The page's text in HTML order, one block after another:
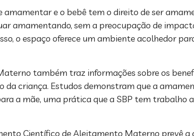
amamentar e o bebê tem o direito de ser
amamentando, sem a preocupação de
o espaço oferece um ambiente acolhedor
também traz informações sobre os
da criança. Estudos demonstram que a
a mãe, uma prática que a SBP tem
Científico de Aleitamento Materno prevê a